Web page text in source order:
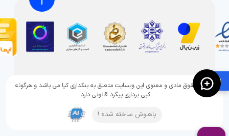
🛍️
تمامی حقوق مادی و معنوی این وبسایت متعلق به بنکداری کیا می باشد و هرگونه
کپی برداری پیگرد قانونی دارد.
باهـوش ساخته شده !